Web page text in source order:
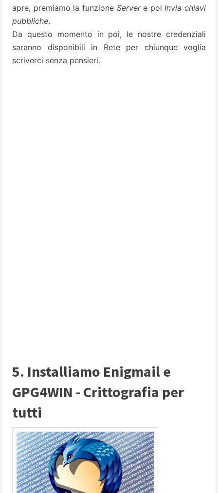
apre, premiamo la funzione Servere poiInvia chiavi
pubbliche.
Da questo momento in poi, le nostre credenziali
saranno disponibili in Rete per chiunque voglia
scriverci senza pensieri.
5. Installiamo Enigmail e
GPG4WIN - Crittografia per
tutti